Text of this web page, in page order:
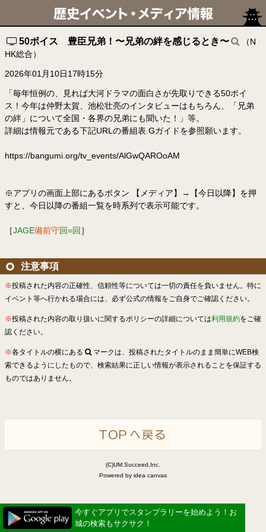
50ボイス 豊臣兄弟！〜兄弟の絆を感じるとき〜
（N
HK総合）
2026年01月10日17時15分
「毎年恒例の、見れば大河ドラマの面白さが先取りできる50ボイ
ス！今年は仲野太賀、池松壮亮のインタビューはもちろん、「兄弟
の絆」について全国・各界の兄弟にも聞いた！」等。
詳細は情報元である下記URLの番組表.Gガイドを参照願います。
https://bangumi.org/tv_events/AlGwQAROoAM
※アプリの画面上部にあるボタン 【メディア】→【今日以降】を押
すと、今日以降の番組一覧を時系列で表示可能です。
［JAGE備前守回=回 ］
注意事項
※投稿された内容の正確性、信頼性等については一切の責任を負いません。特に
イベント等へ行かれる場合には、必ず公式の情報をご自身でご確認ください。
※投稿された内容の取り扱いに関するポリシーの詳細については利用規約をご確
認ください。
※各タイトルの横にある
マークは、投稿されたタイトルのまま簡単にWEB検
索できるようにしたもので、検索結果に正しい情報が表示されることを保証する
ものではありません。
(C)UM.Succeed,Inc.
Powered by idea canvas
今すぐアプリでスタンプラリーを始めよう！お
城の検索もサクサク！